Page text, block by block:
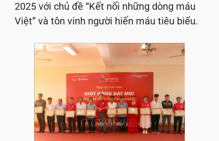
2025 với chủ đề “Kết nối những dòng máu
Việt” và tôn vinh người hiến máu tiêu biểu.